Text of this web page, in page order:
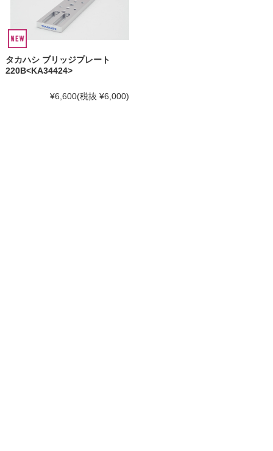
タカハシ ブリッジプレート
220B<KA34424>
¥6,600(税抜 ¥6,000)